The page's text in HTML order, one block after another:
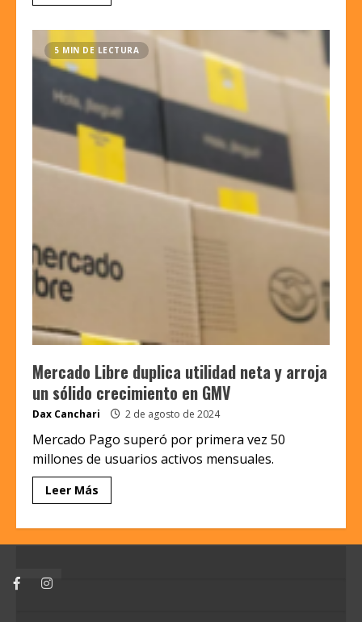
5 MIN DE LECTURA
Mercado Libre duplica utilidad neta y arroja
un sólido crecimiento en GMV
Dax Canchari 2 de agosto de 2024
Mercado Pago superó por primera vez 50
millones de usuarios activos mensuales.
Leer Más
FacebookInstagram